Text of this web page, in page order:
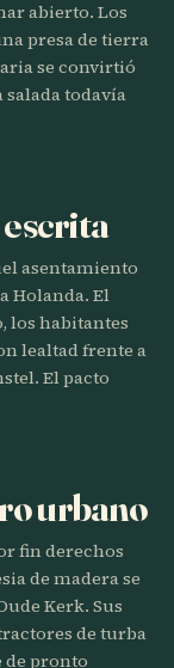
abierto. Los
presa de tierra
se convirtió
salada todavía
asentamiento
Holanda. El
los habitantes
lealtad frente a
El pacto
urbano
fin derechos
de madera se
Kerk. Sus
de turba
de pronto